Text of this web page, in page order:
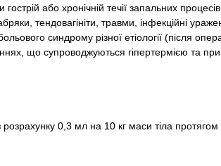
або хронічній течії запальних
тендовагініти, травми, інфекційні
синдрому різної етіології (після
що супроводжуються гіпертермією та
0,3 мл на 10 кг маси тіла протягом